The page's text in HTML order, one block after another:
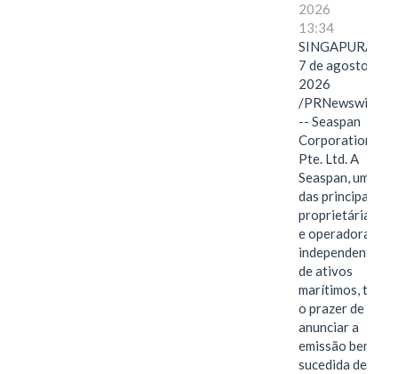
2026
13:34
SINGAPURA,
7 de agosto de
2026
/PRNewswire/
-- Seaspan
Corporation
Pte. Ltd. A
Seaspan, uma
das principais
proprietárias
e operadoras
independentes
de ativos
marítimos, tem
o prazer de
anunciar a
emissão bem-
sucedida de